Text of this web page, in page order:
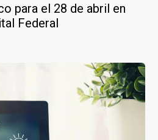
para el 28 de abril en
Federal